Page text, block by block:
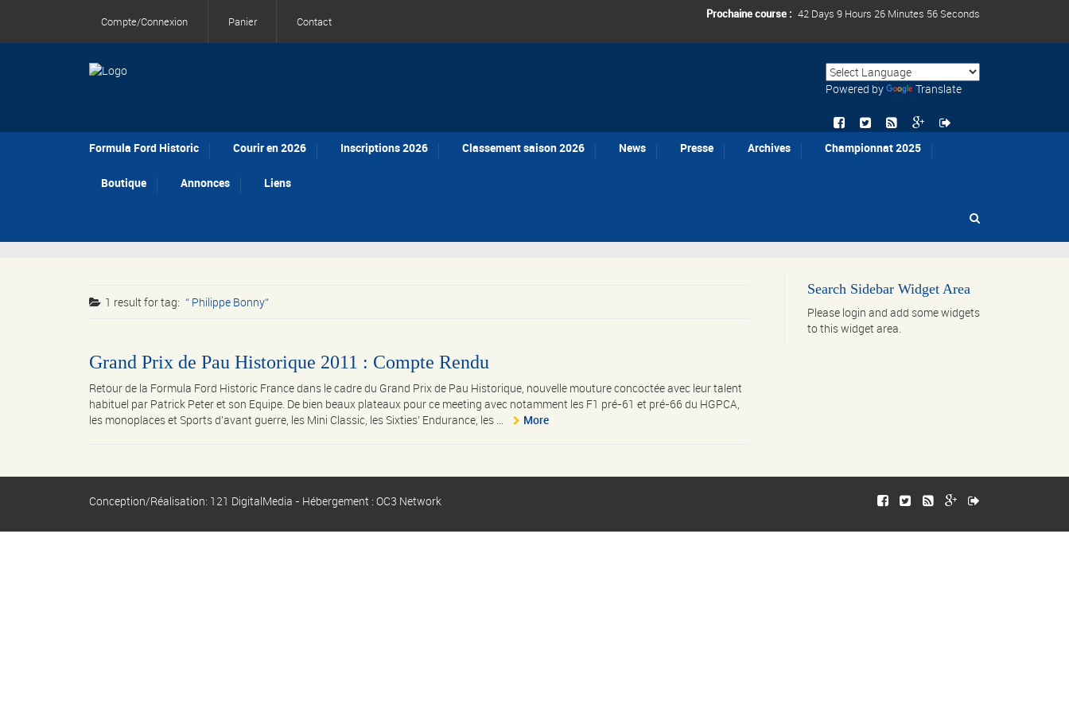
Compte/Connexion Panier Contact
Prochaine course : 42 Days 9 Hours 26 Minutes 56 Seconds
Powered by Translate
Formula Ford Historic Courir en 2026 Inscriptions 2026 Classement saison 2026 News Presse Archives Championnat 2025
Boutique Annonces Liens
1 result fortag: Philippe Bonny
Grand Prix de Pau Historique 2011 : Compte Rendu
Retour de la Formula Ford Historic France dans le cadre du Grand Prix de Pau Historique, nouvelle mouture concoctée avec leur talent
habituel par Patrick Peter et son Equipe. De bien beaux plateaux pour ce meeting avec notamment les F1 pré-61 et pré-66 du HGPCA,
les monoplaces et Sports d’avant guerre, les Mini Classic, les Sixties’ Endurance, les ...
More
Search Sidebar Widget Area
Please login and add some widgets
to this widget area.
Conception/Réalisation: 121 DigitalMedia - Hébergement : OC3 Network